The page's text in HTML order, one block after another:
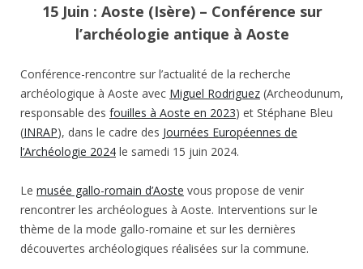
15 Juin : Aoste (Isère) – Conférence sur
l’archéologie antique à Aoste
Conférence-rencontre sur l’actualité de la recherche
archéologique à Aoste avec Miguel Rodriguez (Archeodunum,
responsable des fouilles à Aoste en 2023) et Stéphane Bleu
(INRAP), dans le cadre des Journées Européennes de
l’Archéologie 2024 le samedi 15 juin 2024.
Le musée gallo-romain d’Aoste vous propose de venir
rencontrer les archéologues à Aoste. Interventions sur le
thème de la mode gallo-romaine et sur les dernières
découvertes archéologiques réalisées sur la commune.